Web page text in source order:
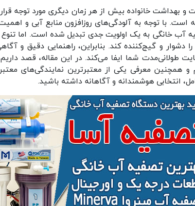
و بهداشت خانواده بیش از هر زمان دیگری مورد توجه
است. با توجه به آلودگی‌های روزافزون منابع آبی و
آب خانگی به یک اولویت جدی تبدیل شده است. اما تنوع
دشوار و گیج‌کننده کند. بنابراین، راهنمایی دقیق و
طولانی‌مدت شما ایفا می‌کند. در این مقاله، قصد
و همچنین معرفی یکی از معتبرترین نمایندگی‌های
انتخابی هوشمندانه و آگاهانه داشته باشید.